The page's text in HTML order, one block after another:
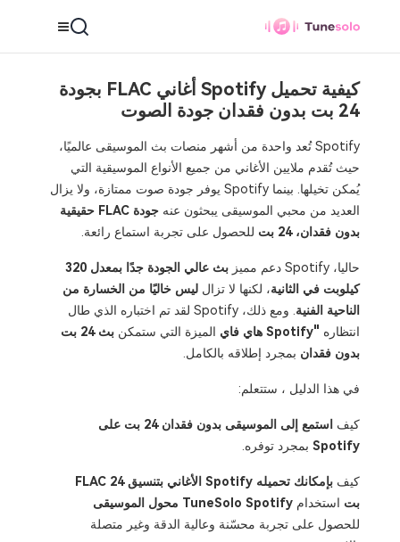
كيفية تحميل Spotify أغاني FLAC بجودة
24 بت بدون فقدان جودة الصوت
Spotify تُعد واحدة من أشهر منصات بث الموسيقى عالميًا،
حيث تُقدم ملايين الأغاني من جميع الأنواع الموسيقية التي
يُمكن تخيلها. بينما Spotify يوفر جودة صوت ممتازة، ولا يزال
العديد من محبي الموسيقى يبحثون عنه
جودة FLAC حقيقية
بدون فقدان، 24 بت
للحصول على تجربة استماع رائعة.
حاليا، Spotify دعم مميز
بث عالي الجودة جدًا بمعدل 320
كيلوبت في الثانية، لكنها لا تزال ليس خاليًا من الخسارة من
الناحية الفنية
. ومع ذلك، Spotify لقد تم اختباره الذي طال
انتظاره "Spotify هاي فاي الميزة التي ستمكن
بث 24 بت
بدون فقدان بمجرد إطلاقه بالكامل.
في هذا الدليل ، ستتعلم:
كيف
استمع إلى الموسيقى بدون فقدان 24 بت على
Spotifyبمجرد توفره.
كيف
بإمكانك تحميله Spotify الأغاني بتنسيق FLAC 24
بت استخدام TuneSolo Spotify محول الموسيقى
للحصول على تجربة محسّنة وعالية الدقة وغير متصلة